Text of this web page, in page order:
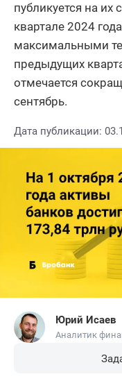
публикуется на их
квартале 2024
максимальными
предыдущих
отмечается
сентябрь.
Дата публикации:
Юрий Исаев
Аналитик